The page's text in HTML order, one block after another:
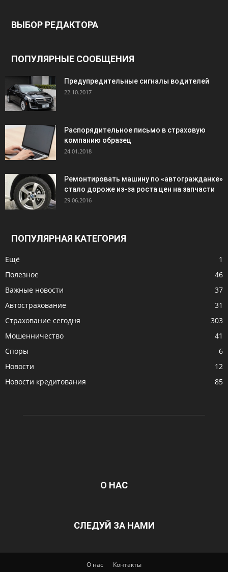
ВЫБОР РЕДАКТОРА
ПОПУЛЯРНЫЕ СООБЩЕНИЯ
Предупредительные сигналы водителей
22.10.2017
Распорядительное письмо в страховую
компанию образец
24.01.2018
Ремонтировать машину по «автогражданке»
стало дороже из-за роста цен на запчасти
29.06.2016
ПОПУЛЯРНАЯ КАТЕГОРИЯ
Ещё
1
Полезное
46
Важные новости
37
Автострахование
31
Страхование сегодня
303
Мошенничество
41
Споры
6
Новости
12
Новости кредитования
85
О НАС
СЛЕДУЙ ЗА НАМИ
О нас Контакты